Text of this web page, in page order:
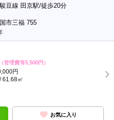
豆線 田京駅/徒歩20分
市三福 755
（管理費等5,500円）
円
61.68㎡
お気に入り